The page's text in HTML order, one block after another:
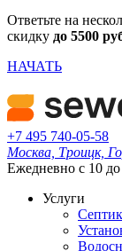
Ответьте на
скидку до 5500
НАЧАТЬ
+7 495 740-05-58
Москва, Троицк,
Ежедневно с 10 до
Услуги